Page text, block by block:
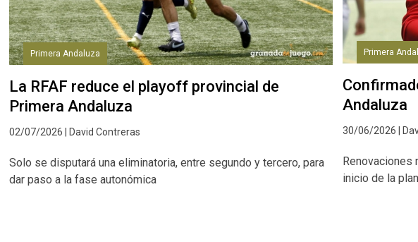
Primera Andaluza
La RFAF reduce el playoff provincial de
Primera Andaluza
02/07/2026 | David Contreras
Solo se disputará una eliminatoria, entre segundo y tercero, para
dar paso a la fase autonómica
Primera
Andaluza
30/06/2026 |
Renovaciones
inicio de la